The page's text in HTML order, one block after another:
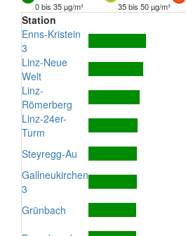
0 bis 35 µg/m³
35 bis 50 µg/m³
Station
Enns-Kristein
3
Linz-Neue
Welt
Linz-
Römerberg
Linz-24er-
Turm
Steyregg-Au
Gallneukirchen
3
Grünbach